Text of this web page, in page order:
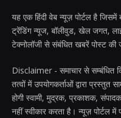
यह एक हिंदी वेब न्यूज़ पोर्टल है
ट्रेंडिंग न्यूज, बॉलीवुड, खेल जगत,
टेक्नोलॉजी से संबंधित खबरें पोस्ट की
Disclaimer - समाचार से सम्बंधित
तत्वों में उपयोगकर्ताओं द्वारा प्रस्तुत
होगी स्वामी, मुद्रक, प्रकाशक,
नहीं स्वीकार करता है। न्यूज़ पोर्टल में